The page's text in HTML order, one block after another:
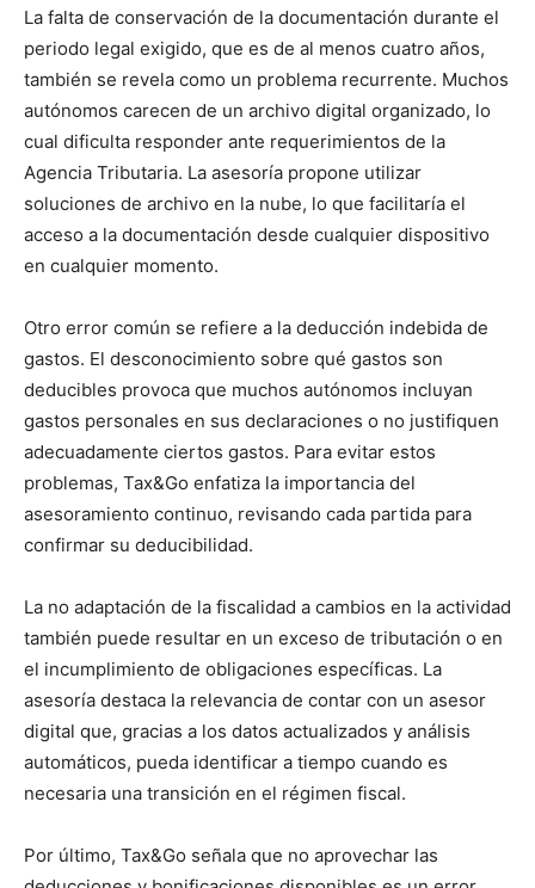
La falta de conservación de la documentación durante el
periodo legal exigido, que es de al menos cuatro años,
también se revela como un problema recurrente. Muchos
autónomos carecen de un archivo digital organizado, lo
cual dificulta responder ante requerimientos de la
Agencia Tributaria. La asesoría propone utilizar
soluciones de archivo en la nube, lo que facilitaría el
acceso a la documentación desde cualquier dispositivo
en cualquier momento.
Otro error común se refiere a la deducción indebida de
gastos. El desconocimiento sobre qué gastos son
deducibles provoca que muchos autónomos incluyan
gastos personales en sus declaraciones o no justifiquen
adecuadamente ciertos gastos. Para evitar estos
problemas, Tax&Go enfatiza la importancia del
asesoramiento continuo, revisando cada partida para
confirmar su deducibilidad.
La no adaptación de la fiscalidad a cambios en la actividad
también puede resultar en un exceso de tributación o en
el incumplimiento de obligaciones específicas. La
asesoría destaca la relevancia de contar con un asesor
digital que, gracias a los datos actualizados y análisis
automáticos, pueda identificar a tiempo cuando es
necesaria una transición en el régimen fiscal.
Por último, Tax&Go señala que no aprovechar las